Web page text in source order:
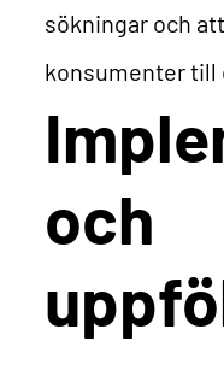
sökningar och
konsumenter till
och